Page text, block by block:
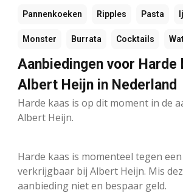
Pannenkoeken Ripples Pasta
Monster Burrata Cocktails
Aanbiedingen voor Harde
Albert Heijn in Nederland
Harde kaas is op dit moment in de
Albert Heijn.
Harde kaas is momenteel tegen
verkrijgbaar bij Albert Heijn. Mis
aanbieding niet en bespaar geld.